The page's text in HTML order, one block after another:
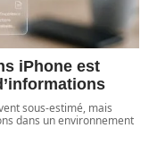
iPhone est
sous-estimé, mais
dans un environnement